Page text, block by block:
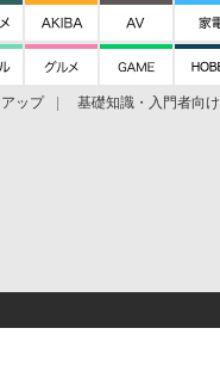
ップ 基礎知識・入門者向け